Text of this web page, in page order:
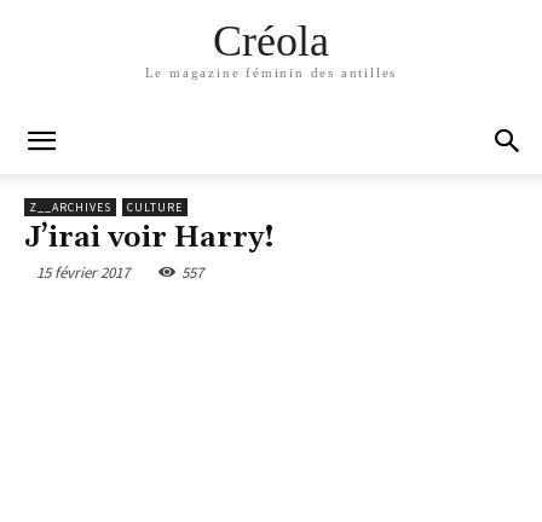
Créola
Le magazine féminin des antilles
Z__ARCHIVES CULTURE
J’irai voir Harry!
15 février 2017 557